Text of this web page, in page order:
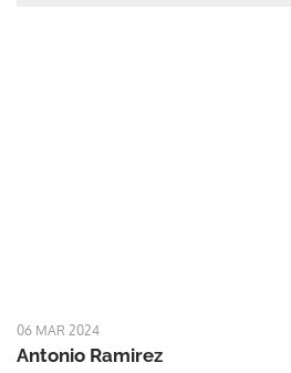
06 MAR 2024
Antonio Ramirez